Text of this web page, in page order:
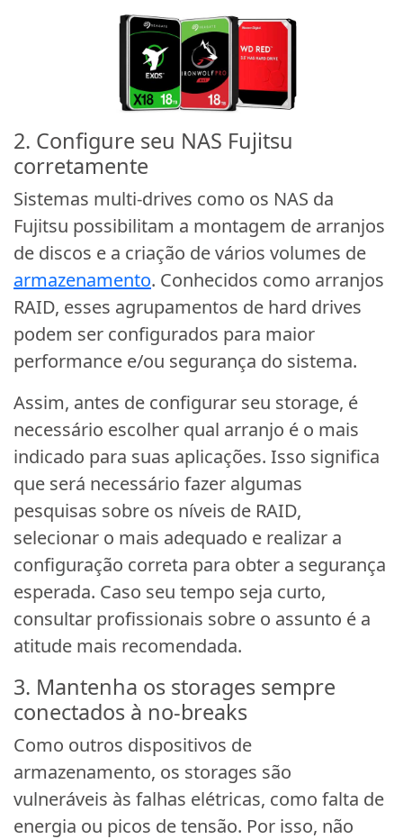
2. Configure seu NAS Fujitsu
corretamente
Sistemas multi-drives como os NAS da
Fujitsu possibilitam a montagem de arranjos
de discos e a criação de vários volumes de
armazenamento. Conhecidos como arranjos
RAID, esses agrupamentos de hard drives
podem ser configurados para maior
performance e/ou segurança do sistema.
Assim, antes de configurar seu storage, é
necessário escolher qual arranjo é o mais
indicado para suas aplicações. Isso significa
que será necessário fazer algumas
pesquisas sobre os níveis de RAID,
selecionar o mais adequado e realizar a
configuração correta para obter a segurança
esperada. Caso seu tempo seja curto,
consultar profissionais sobre o assunto é a
atitude mais recomendada.
3. Mantenha os storages sempre
conectados à no-breaks
Como outros dispositivos de
armazenamento, os storages são
vulneráveis às falhas elétricas, como falta de
energia ou picos de tensão. Por isso, não